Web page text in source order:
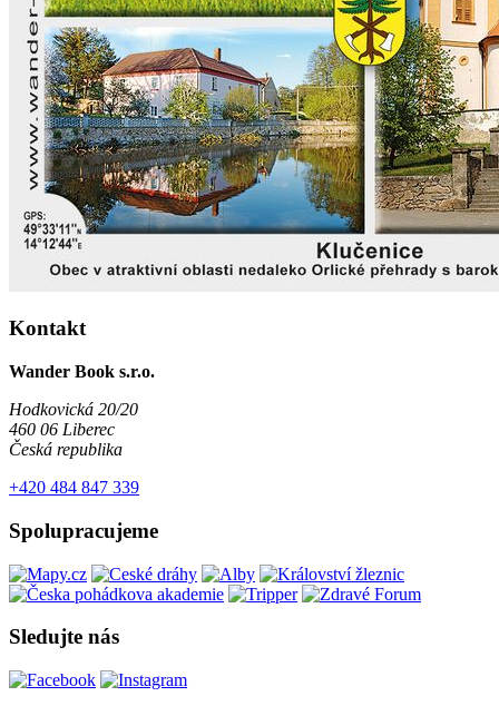
Kontakt
Wander Book s.r.o.
Hodkovická 20/20
460 06 Liberec
Česká republika
+420 484 847 339
Spolupracujeme
Sledujte nás